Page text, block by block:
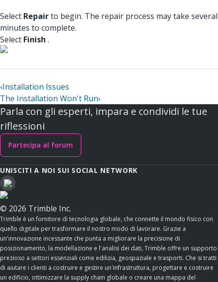
Select Repairto begin. The repair process may take several
minutes to complete.
Select Finish .
‹Installation Issues
The Installation Won't Run›
Parla con gli esperti, impara e condividi le tue
riflessioni
Partecipa al forum
UNISCITI A NOI SUI SOCIAL NETWORK
© 2026 Trimble Inc.
Trimble è un fornitore di tecnologia globale, che connette il mondo fisico con
quello digitale per trasformare il nostro modo di lavorare. Grazie a
un'innovazione incessante che punta a migliorare la precisione di
posizionamento, la modellazione e l'analisi dei dati, Trimble offre un supporto
prezioso a settori essenziali come edilizia, geospaziale e trasporti. Che si tratti
di aiutare i clienti a costruire e gestire un'infrastruttura, progettare e costruire
un edificio, ottimizzare la supply chain globale o creare una mappa del